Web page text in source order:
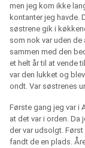
men jeg kom ikke
kontanter jeg havde.
søstrene gik i
som nok var uden de
sammen med den
et helt år til at vende
var den lukket og
ondt. Var søstrenes
Første gang jeg var i
at det var i orden.
der var udsolgt.
fandt de en plads.